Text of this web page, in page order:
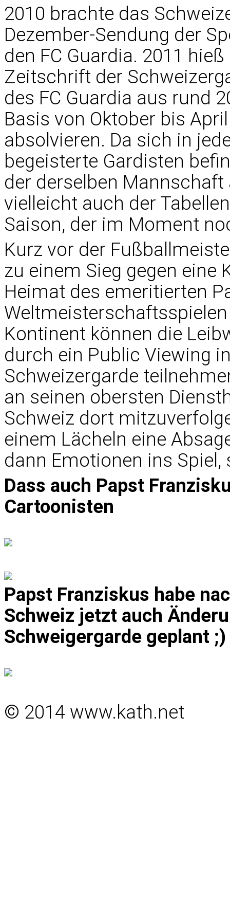
2010 brachte das
Dezember-Sendung der
den FC Guardia. 2011
Zeitschrift der
des FC Guardia aus rund
Basis von Oktober bis
absolvieren. Da sich in
begeisterte Gardisten
der derselben
vielleicht auch der
Saison, der im Moment
Kurz vor der
zu einem Sieg gegen eine
Heimat des emeritierten
Kontinent können die
durch ein Public Viewing
Schweizergarde
an seinen obersten
Schweiz dort
einem Lächeln eine
dann Emotionen ins Spiel,
Dass auch Papst
Cartoonisten
Papst Franziskus habe
Schweiz jetzt auch
Schweigergarde geplant ;)
© 2014 www.kath.net